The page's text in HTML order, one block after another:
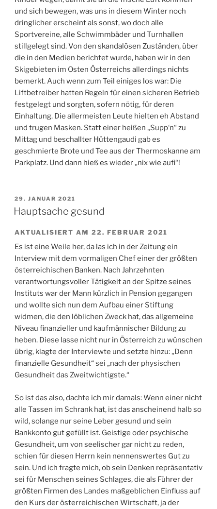
und sich bewegen, was uns in diesem Winter noch
dringlicher erscheint als sonst, wo doch alle
Sportvereine, alle Schwimmbäder und Turnhallen
stillgelegt sind. Von den skandalösen Zuständen, über
die in den Medien berichtet wurde, haben wir in den
Skigebieten im Osten Österreichs allerdings nichts
bemerkt. Auch wenn zum Teil einiges los war: Die
Liftbetreiber hatten Regeln für einen sicheren Betrieb
festgelegt und sorgten, sofern nötig, für deren
Einhaltung. Die allermeisten Leute hielten eh Abstand
und trugen Masken. Statt einer heißen „Supp‘n“ zu
Mittag und beschallter Hüttengaudi gab es
geschmierte Brote und Tee aus der Thermoskanne am
Parkplatz. Und dann hieß es wieder „nix wie aufi“!
VERÖFFENTLICHT
AM
29. JANUAR 2021
Hauptsache gesund
AKTUALISIERT AM 22. FEBRUAR 2021
Es ist eine Weile her, da las ich in der Zeitung ein
Interview mit dem vormaligen Chef einer der größten
österreichischen Banken. Nach Jahrzehnten
verantwortungsvoller Tätigkeit an der Spitze seines
Instituts war der Mann kürzlich in Pension gegangen
und wollte sich nun dem Aufbau einer Stiftung
widmen, die den löblichen Zweck hat, das allgemeine
Niveau finanzieller und kaufmännischer Bildung zu
heben. Diese lasse nicht nur in Österreich zu wünschen
übrig, klagte der Interviewte und setzte hinzu: „Denn
finanzielle Gesundheit“ sei „nach der physischen
Gesundheit das Zweitwichtigste.“
So ist das also, dachte ich mir damals: Wenn einer nicht
alle Tassen im Schrank hat, ist das anscheinend halb so
wild, solange nur seine Leber gesund und sein
Bankkonto gut gefüllt ist. Geistige oder psychische
Gesundheit, um von seelischer gar nicht zu reden,
schien für diesen Herrn kein nennenswertes Gut zu
sein. Und ich fragte mich, ob sein Denken repräsentativ
sei für Menschen seines Schlages, die als Führer der
größten Firmen des Landes maßgeblichen Einfluss auf
den Kurs der österreichischen Wirtschaft, ja der